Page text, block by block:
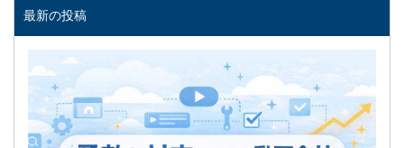
最新の投稿